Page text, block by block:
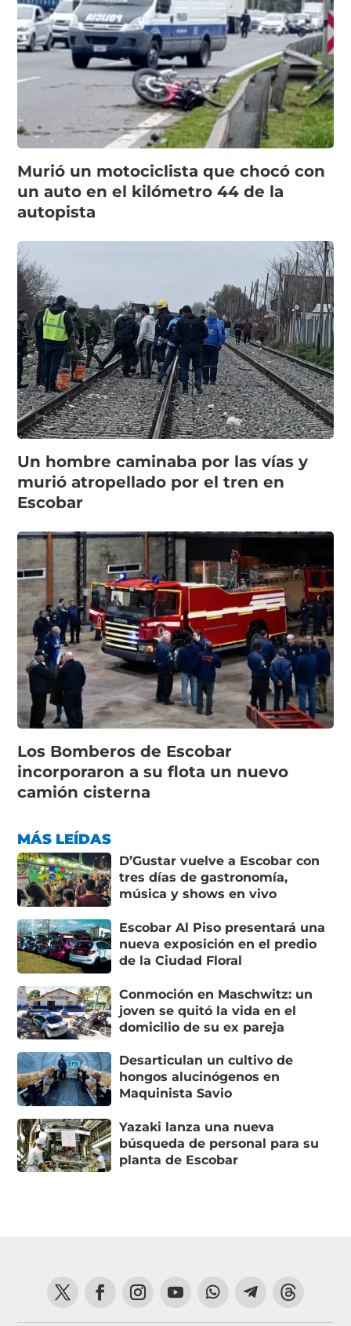
Murió un motociclista que chocó con
un auto en el kilómetro 44 de la
autopista
Un hombre caminaba por las vías y
murió atropellado por el tren en
Escobar
Los Bomberos de Escobar
incorporaron a su flota un nuevo
camión cisterna
MÁS LEÍDAS
D’Gustar vuelve a Escobar con
tres días de gastronomía,
música y shows en vivo
Escobar Al Piso presentará una
nueva exposición en el predio
de la Ciudad Floral
Conmoción en Maschwitz: un
joven se quitó la vida en el
domicilio de su ex pareja
Desarticulan un cultivo de
hongos alucinógenos en
Maquinista Savio
Yazaki lanza una nueva
búsqueda de personal para su
planta de Escobar